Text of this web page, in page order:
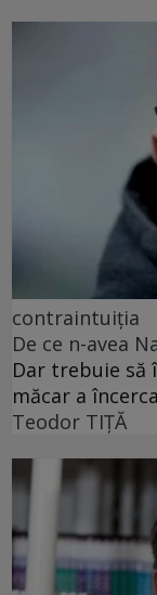
contraintuiția
De ce n-avea
Dar trebuie să
măcar a
Teodor TIŢĂ